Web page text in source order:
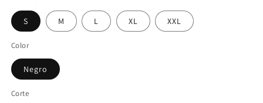
S M L XL XXL
Color
Negro
Corte